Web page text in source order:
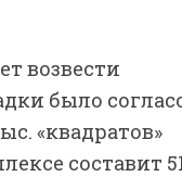
возвести
было
«квадратов»
составит